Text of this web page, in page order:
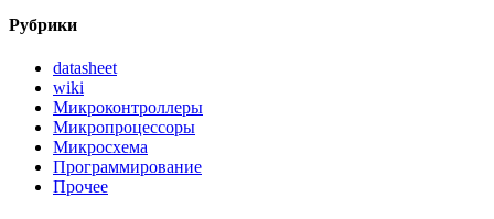
Рубрики
datasheet
wiki
Микроконтроллеры
Микропроцессоры
Микросхема
Программирование
Прочее